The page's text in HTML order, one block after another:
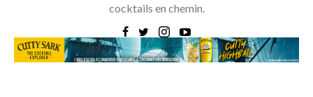
cocktails en chemin.